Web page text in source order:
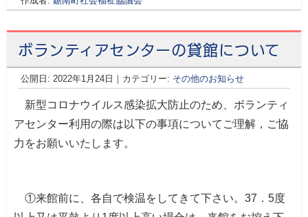
ボランティアセンターの貸館について
公開日: 2022年1月24日 （ 2022年1月25日更新）
｜カテゴリー: その他のお知らせ
新型コロナウイルス感染拡大防止のため、ボランティ
アセンター利用の際は以下の事項についてご理解，ご協
力をお願いいたします。
①来館前に、各自で検温をしてきて下さい。37．5度